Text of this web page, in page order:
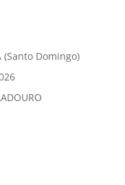
(Santo Domingo)